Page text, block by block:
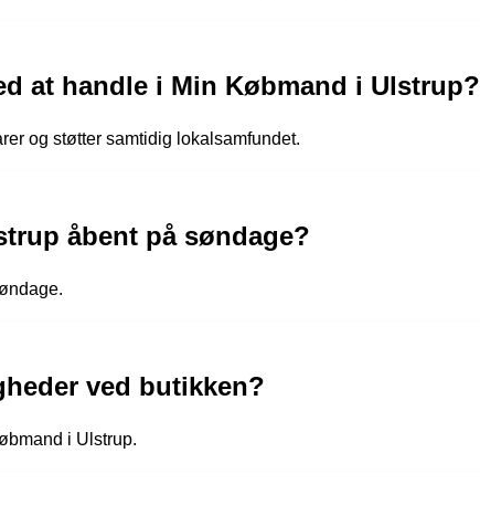
at handle i Min Købmand i Ulstrup?
og støtter samtidig lokalsamfundet.
åbent på søndage?
ved butikken?
i Ulstrup.